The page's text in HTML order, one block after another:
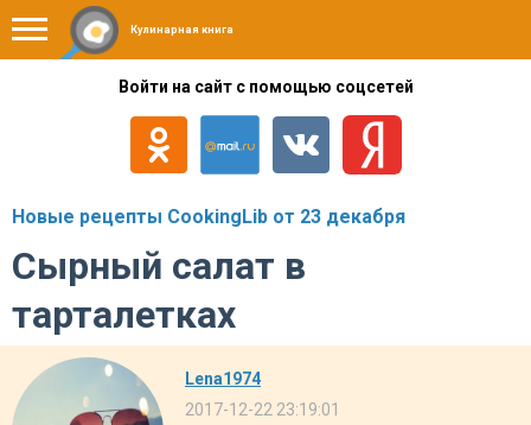
Кулинарная книга
Войти на сайт с помощью соцсетей
Новые рецепты CookingLib от 23 декабря
Сырный салат в
тарталетках
Lena1974
2017-12-22 23:19:01